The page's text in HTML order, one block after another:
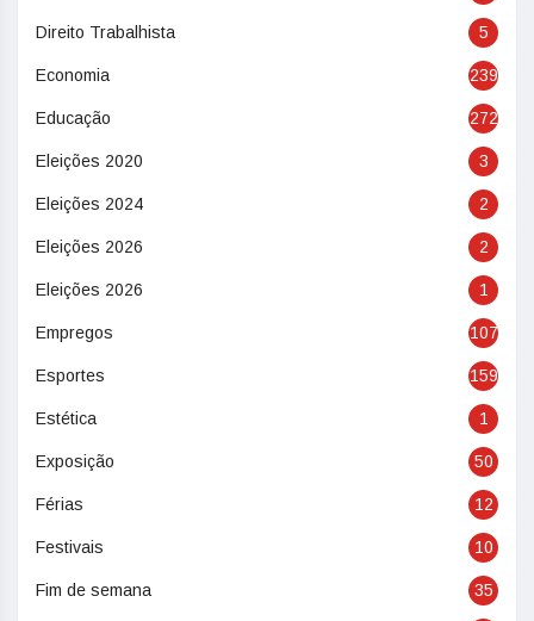
Direito Trabalhista 5
Economia 239
Educação 272
Eleições 2020 3
Eleições 2024 2
Eleições 2026 2
Eleições 2026 1
Empregos 107
Esportes 159
Estética 1
Exposição 50
Férias 12
Festivais 10
Fim de semana 35